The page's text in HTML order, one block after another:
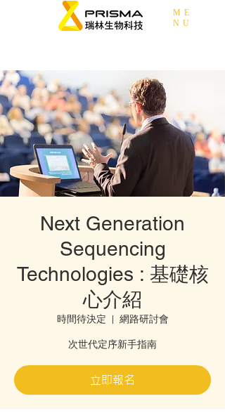
ME
NU
Next Generation
Sequencing
Technologies : 基礎核
心介紹
時間待決定
  |
網路研討會
次世代定序新手指南
立即報名